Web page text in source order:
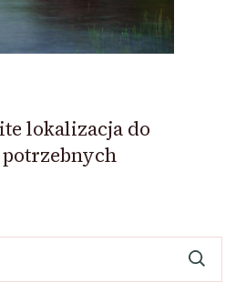
lokalizacja do